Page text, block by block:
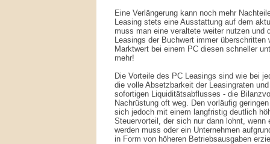
Eine Verlängerung kann noch mehr
Leasing stets eine Ausstattung auf dem
muss man eine veraltete weiter nutzen und
Leasings der Buchwert immer überschritten
Marktwert bei einem PC diesen schneller
mehr!
Die Vorteile des PC Leasings sind wie bei
die volle Absetzbarkeit der Leasingraten
sofortigen Liquiditätsabflusses - die
Nachrüstung oft weg. Den vorläufig
sich jedoch mit einem langfristig deutlich
Steuervorteil, der sich nur dann lohnt, wenn
werden muss oder ein Unternehmen
in Form von höheren Betriebsausgaben